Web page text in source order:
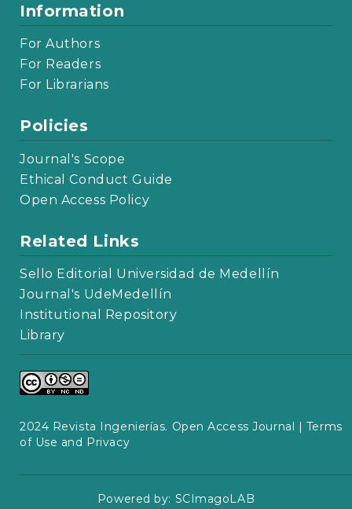
Information
For Authors
For Readers
For Librarians
Policies
Journal's Scope
Ethical Conduct Guide
Open Access Policy
Related Links
Sello Editorial Universidad de Medellín
Journal's UdeMedellín
Institutional Repository
Library
2024 Revista Ingenierías. Open Access Journal | Terms
of Use and Privacy
Powered by: SCImagoLAB